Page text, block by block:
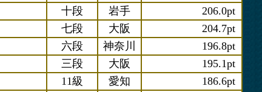
十段 岩手
206.0pt
七段 大阪
204.7pt
六段 神奈川
196.8pt
三段 大阪
195.1pt
11級 愛知
186.6pt